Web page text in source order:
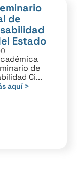
de
Estado
de
Ci...
aquí >